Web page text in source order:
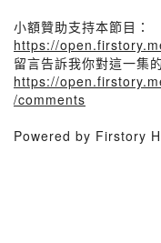
小額贊助支持本節目：
https://
留言告訴我你對這一集
https://
/comments
Powered by Firstory